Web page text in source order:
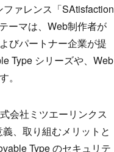
ァレンス「SAtisfaction
ーマは、Web制作者が
びパートナー企業が提
Type シリーズや、Web
。
会社ミツエーリンクス
、取り組むメリットと
Type のセキュリテ